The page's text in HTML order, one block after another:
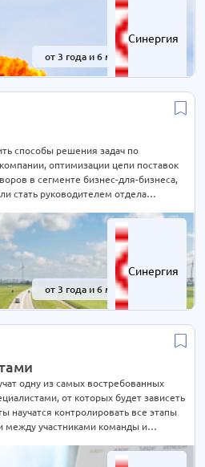
Синергия
от 3 года и 6 мес.
Синергия
от 3 года и 6 мес.
способы решения задач по
оптимизации цепи поставок
в сегменте бизнес-для-бизнеса,
стать руководителем отдела
услуг.
одну из самых востребованных
от которых будет зависеть
научатся контролировать все этапы
между участниками команды и
ими в различных сферах бизнеса.